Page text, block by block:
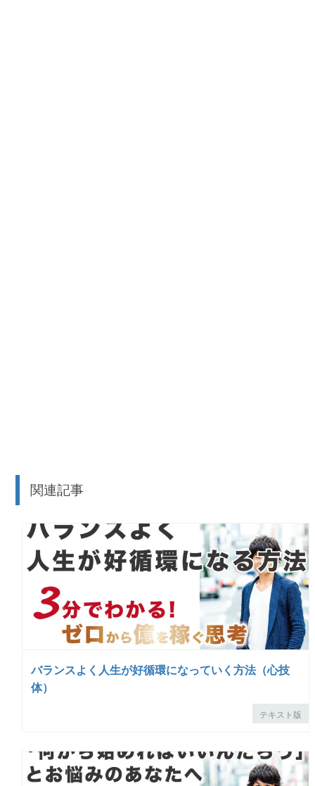
関連記事
バランスよく人生が好循環になっていく方法（心技
体）
テキスト版